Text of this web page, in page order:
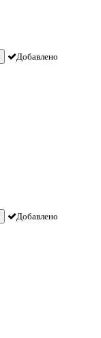
Добавлено
Добавлено